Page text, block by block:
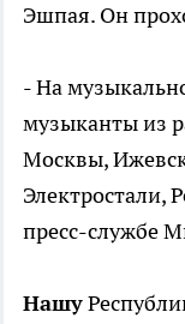
Эшпая. Он
- На
музыканты из
Москвы,
Электростали,
пресс-службе
Нашу